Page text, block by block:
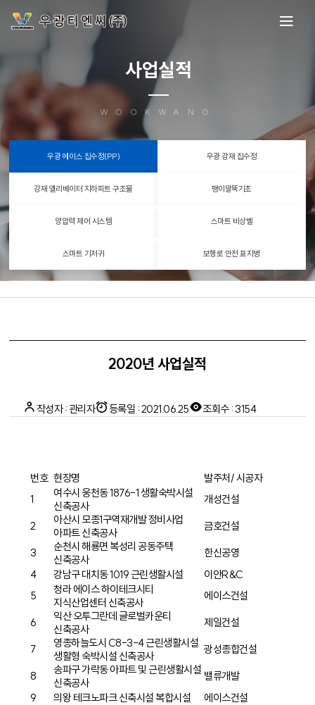
사업실적
WOOKWANG
우광 에이스 집수정(PP) 우광 강재 집수정
강재 엘리베이터 지하피트 구조물 팽이말뚝기초
양압력 제어 시스템 스마트 비상벨
스마트 기저귀 보행로 안전 표지병
2020년 사업실적
작성자 : 관리자 등록일 : 2021.06.25 조회수 : 3154
번호 현장명
발주처/ 시공자
1
여수시 웅천동 1876-1 생활숙박시설
신축공사
개성건설
2
아산시 모종1구역재개발 정비사업
아파트 신축공사
금호건설
3
순천시 해룡면 복성리 공동주택
신축공사
한신공영
4
강남구 대치동 1019 근린생활시설
이안R&C
5
청라 에이스 하이테크시티
지식산업센터 신축공사
에이스건설
6
익산 오투그란데 글로벌카운티
신축공사
제일건설
7
영종하늘도시 C8-3-4 근린생활시설
생활형 숙박시설 신축공사
광성종합건설
8
송파구 가락동 아파트 및 근린생활시설
신축공사
밸류개발
9
의왕 테크노파크 신축시설 복합시설
에이스건설